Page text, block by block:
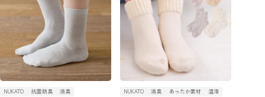
NUKATO 抗菌防臭 消臭 NUKATO 消臭 あったか素材 温活